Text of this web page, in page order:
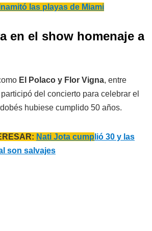
las playas de Miami
en el show homenaje a
El Polaco y Flor Vigna, entre
del concierto para celebrar el
hubiese cumplido 50 años.
Nati Jota cump lió 30 y las
son salvajes